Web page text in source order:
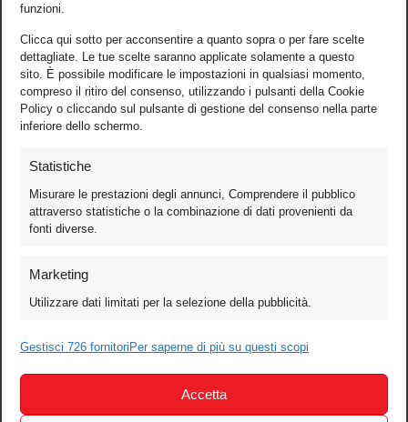
funzioni.
Clicca qui sotto per acconsentire a quanto sopra o per fare scelte
dettagliate. Le tue scelte saranno applicate solamente a questo
sito. È possibile modificare le impostazioni in qualsiasi momento,
compreso il ritiro del consenso, utilizzando i pulsanti della Cookie
Policy o cliccando sul pulsante di gestione del consenso nella parte
inferiore dello schermo.
Statistiche
Misurare le prestazioni degli annunci, Comprendere il pubblico
attraverso statistiche o la combinazione di dati provenienti da
fonti diverse.
Marketing
Utilizzare dati limitati per la selezione della pubblicità.
Gestisci 726 fornitori Per saperne di più su questi scopi
Accetta
Games
Test